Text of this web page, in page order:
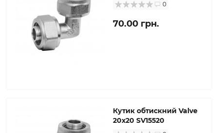
0
70.00 грн.
Кутик обтискний Valve
20х20 SV15520